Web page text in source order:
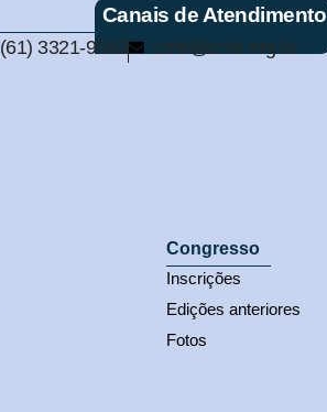
Canais de Atendimento
(61) 3321-9563 cmb@cmb.org.br
Congresso
Inscrições
Edições anteriores
Fotos